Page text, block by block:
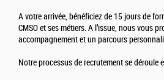
A votre arrivée, bénéficiez de 15 jours de
CMSO et ses métiers. A l’issue, nous vous
accompagnement et un parcours
Notre processus de recrutement se déroule